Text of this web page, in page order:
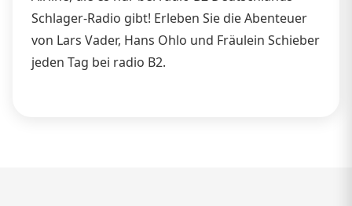
Schlager-Radio gibt! Erleben Sie die Abenteuer
von Lars Vader, Hans Ohlo und Fräulein Schieber
jeden Tag bei radio B2.